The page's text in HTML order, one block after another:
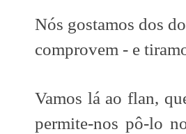
Nós gostamos dos
comprovem - e
Vamos lá ao flan,
permite-nos pô-lo